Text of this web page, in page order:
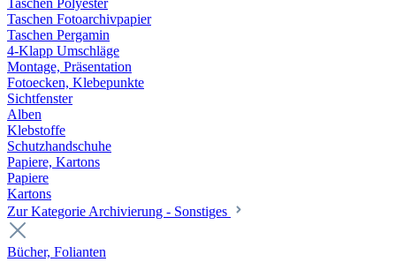
Taschen Fotoarchivpapier
Taschen Pergamin
4-Klapp Umschläge
Montage, Präsentation
Fotoecken, Klebepunkte
Sichtfenster
Alben
Klebstoffe
Schutzhandschuhe
Papiere, Kartons
Papiere
Kartons
Zur Kategorie Archivierung - Sonstiges
Bücher, Folianten